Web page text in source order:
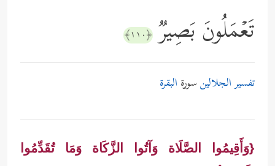
تَعۡمَلُونَ بَصِیرࣱ ﴿١١٠﴾
تفسير الجلالينسورة البقرة
{وَأَقِيمُوا الصَّلَاة وَآتُوا الزَّكَاة وَمَا تُقَدِّمُوا